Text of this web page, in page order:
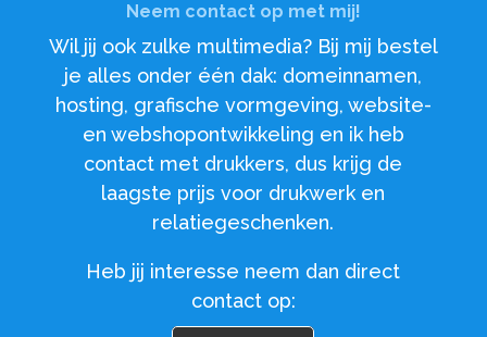
Neem contact op met mij!
Wil jij ook zulke multimedia? Bij mij bestel
je alles onder één dak: domeinnamen,
hosting, grafische vormgeving, website-
en webshopontwikkeling en ik heb
contact met drukkers, dus krijg de
laagste prijs voor drukwerk en
relatiegeschenken.
Heb jij interesse neem dan direct
contact op: